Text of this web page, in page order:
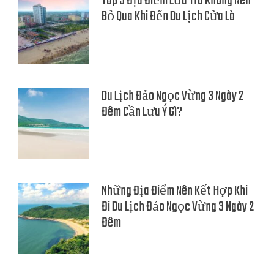
Bỏ Qua Khi Đến Du Lịch Cửa Lò
Du Lịch Đảo Ngọc Vừng 3 Ngày 2
Đêm Cần Lưu Ý Gì?
Những Địa Điểm Nên Kết Hợp Khi
Đi Du Lịch Đảo Ngọc Vừng 3 Ngày 2
Đêm